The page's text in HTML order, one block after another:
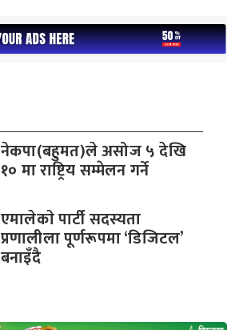
नेकपा(बहुमत)ले असोज ५ देखि
१० मा राष्ट्रिय सम्मेलन गर्ने
एमालेकाे पार्टी सदस्यता
प्रणालीला पूर्णरूपमा ‘डिजिटल’
बनाइँदै